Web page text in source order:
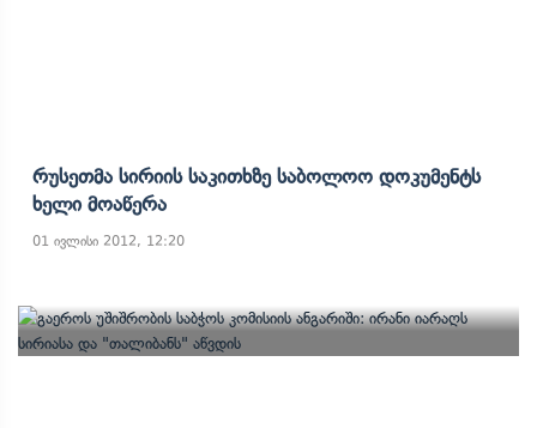
Რუსეთმა Სირიის Საკითხზე Საბოლოო Დოკუმენტს
Ხელი Მოაწერა
01 ივლისი 2012, 12:20